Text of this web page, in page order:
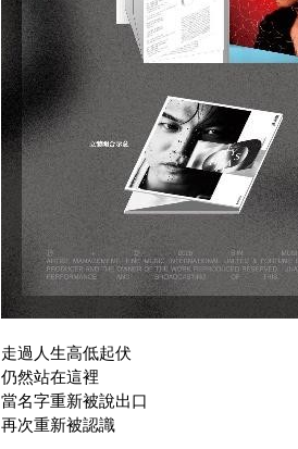
走過人生高低起伏
仍然站在這裡
當名字重新被說出口
再次重新被認識